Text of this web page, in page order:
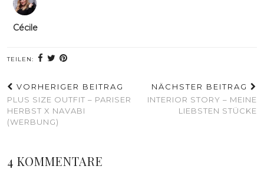
Cécile
TEILEN:
VORHERIGER BEITRAG
PLUS SIZE OUTFIT – PARISER
HERBST X NAVABI
(WERBUNG)
NÄCHSTER BEITRAG
INTERIOR STORY – MEINE
LIEBSTEN STÜCKE
4 KOMMENTARE